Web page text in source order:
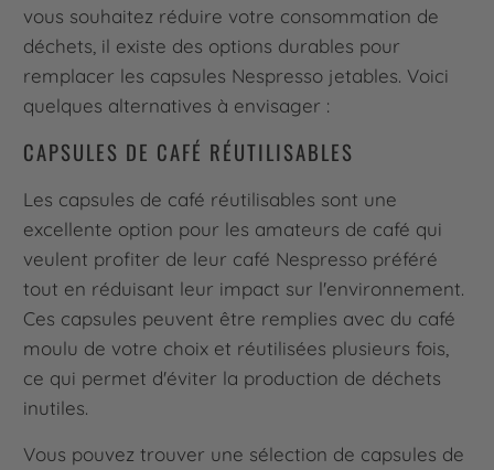
vous souhaitez réduire votre consommation de
déchets, il existe des options durables pour
remplacer les capsules Nespresso jetables. Voici
quelques alternatives à envisager :
CAPSULES DE CAFÉ RÉUTILISABLES
Les capsules de café réutilisables sont une
excellente option pour les amateurs de café qui
veulent profiter de leur café Nespresso préféré
tout en réduisant leur impact sur l'environnement.
Ces capsules peuvent être remplies avec du café
moulu de votre choix et réutilisées plusieurs fois,
ce qui permet d'éviter la production de déchets
inutiles.
Vous pouvez trouver une sélection de capsules de